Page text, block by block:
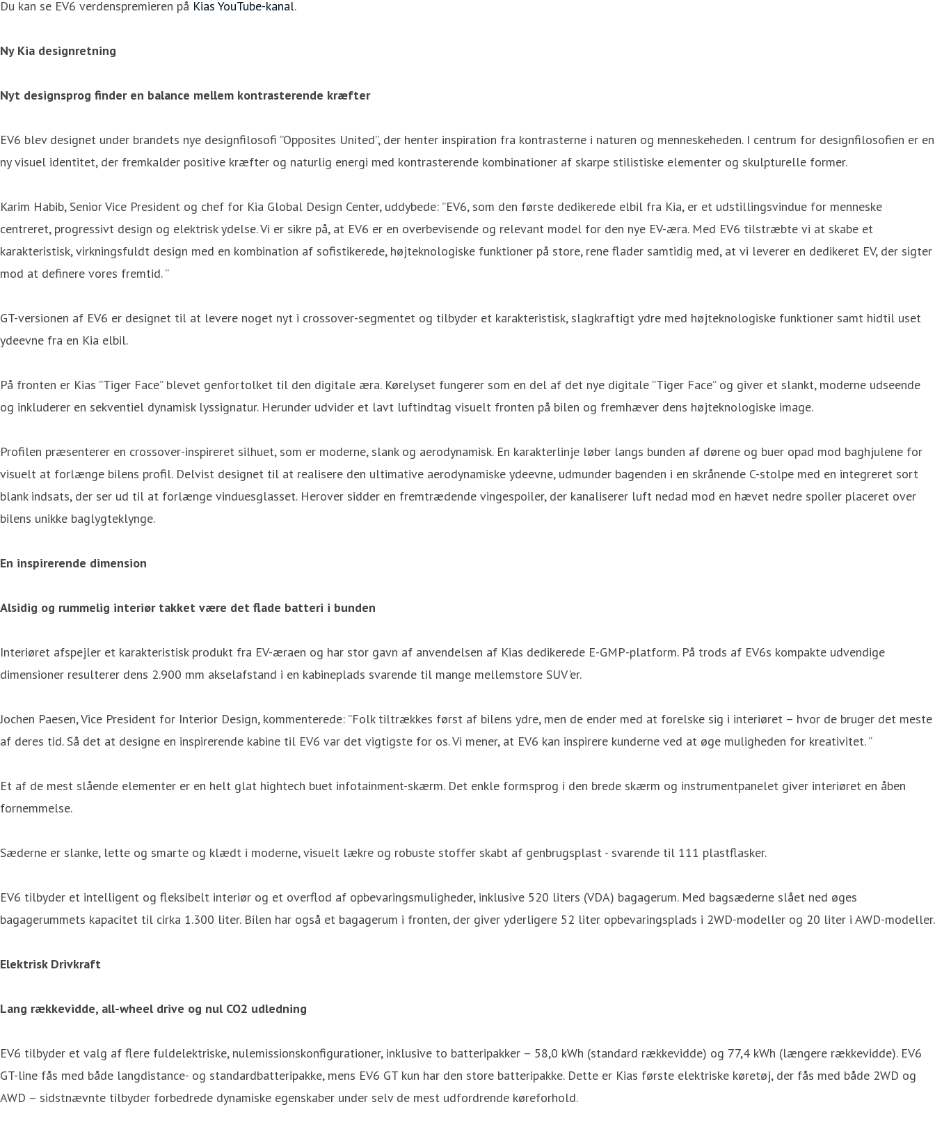
Du kan se EV6 verdenspremieren på Kias YouTube-kanal.
Ny Kia designretning
Nyt designsprog finder en balance mellem kontrasterende kræfter
EV6 blev designet under brandets nye designfilosofi ”Opposites United”, der henter inspiration fra kontrasterne i naturen og menneskeheden. I centrum for designfilosofien er en
ny visuel identitet, der fremkalder positive kræfter og naturlig energi med kontrasterende kombinationer af skarpe stilistiske elementer og skulpturelle former.
Karim Habib, Senior Vice President og chef for Kia Global Design Center, uddybede: ”EV6, som den første dedikerede elbil fra Kia, er et udstillingsvindue for menneske
centreret, progressivt design og elektrisk ydelse. Vi er sikre på, at EV6 er en overbevisende og relevant model for den nye EV-æra. Med EV6 tilstræbte vi at skabe et
karakteristisk, virkningsfuldt design med en kombination af sofistikerede, højteknologiske funktioner på store, rene flader samtidig med, at vi leverer en dedikeret EV, der sigter
mod at definere vores fremtid. ”
GT-versionen af EV6 er designet til at levere noget nyt i crossover-segmentet og tilbyder et karakteristisk, slagkraftigt ydre med højteknologiske funktioner samt hidtil uset
ydeevne fra en Kia elbil.
På fronten er Kias ”Tiger Face” blevet genfortolket til den digitale æra. Kørelyset fungerer som en del af det nye digitale ”Tiger Face” og giver et slankt, moderne udseende
og inkluderer en sekventiel dynamisk lyssignatur. Herunder udvider et lavt luftindtag visuelt fronten på bilen og fremhæver dens højteknologiske image.
Profilen præsenterer en crossover-inspireret silhuet, som er moderne, slank og aerodynamisk. En karakterlinje løber langs bunden af dørene og buer opad mod baghjulene for
visuelt at forlænge bilens profil. Delvist designet til at realisere den ultimative aerodynamiske ydeevne, udmunder bagenden i en skrånende C-stolpe med en integreret sort
blank indsats, der ser ud til at forlænge vinduesglasset. Herover sidder en fremtrædende vingespoiler, der kanaliserer luft nedad mod en hævet nedre spoiler placeret over
bilens unikke baglygteklynge.
En inspirerende dimension
Alsidig og rummelig interiør takket være det flade batteri i bunden
Interiøret afspejler et karakteristisk produkt fra EV-æraen og har stor gavn af anvendelsen af Kias dedikerede E-GMP-platform. På trods af EV6s kompakte udvendige
dimensioner resulterer dens 2.900 mm akselafstand i en kabineplads svarende til mange mellemstore SUV'er.
Jochen Paesen, Vice President for Interior Design, kommenterede: ”Folk tiltrækkes først af bilens ydre, men de ender med at forelske sig i interiøret – hvor de bruger det meste
af deres tid. Så det at designe en inspirerende kabine til EV6 var det vigtigste for os. Vi mener, at EV6 kan inspirere kunderne ved at øge muligheden for kreativitet. ”
Et af de mest slående elementer er en helt glat hightech buet infotainment-skærm. Det enkle formsprog i den brede skærm og instrumentpanelet giver interiøret en åben
fornemmelse.
Sæderne er slanke, lette og smarte og klædt i moderne, visuelt lækre og robuste stoffer skabt af genbrugsplast - svarende til 111 plastflasker.
EV6 tilbyder et intelligent og fleksibelt interiør og et overflod af opbevaringsmuligheder, inklusive 520 liters (VDA) bagagerum. Med bagsæderne slået ned øges
bagagerummets kapacitet til cirka 1.300 liter. Bilen har også et bagagerum i fronten, der giver yderligere 52 liter opbevaringsplads i 2WD-modeller og 20 liter i AWD-modeller.
Elektrisk Drivkraft
Lang rækkevidde, all-wheel drive og nul CO2 udledning
EV6 tilbyder et valg af flere fuldelektriske, nulemissionskonfigurationer, inklusive to batteripakker – 58,0 kWh (standard rækkevidde) og 77,4 kWh (længere rækkevidde). EV6
GT-line fås med både langdistance- og standardbatteripakke, mens EV6 GT kun har den store batteripakke. Dette er Kias første elektriske køretøj, der fås med både 2WD og
AWD – sidstnævnte tilbyder forbedrede dynamiske egenskaber under selv de mest udfordrende køreforhold.